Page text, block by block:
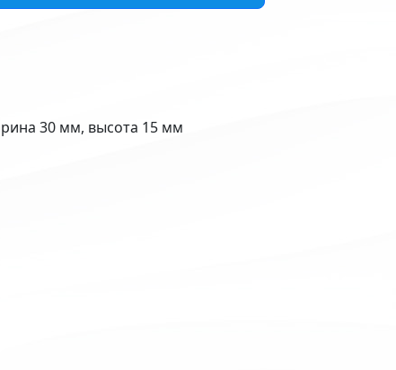
30 мм, высота 15 мм